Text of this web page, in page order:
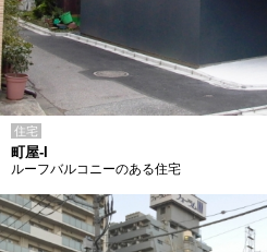
住宅
町屋-I
ルーフバルコニーのある住宅